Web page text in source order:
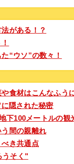
がある！？
“ウソ”の数々！
食材はこんなふう
隠された秘密
下100メートルの観
間の親離れ
べき共通点
うそく"